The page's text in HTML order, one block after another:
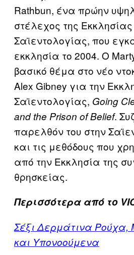
Rathbun, ένα πρώην
στέλεχος της Εκκλησίας
Σαϊεντολογίας, που
εκκλησία το 2004. Ο
βασικό θέμα στο νέο
Alex Gibney για την
Σαϊεντολογίας, Going
and the Prison of Belief.
παρελθόν του στην
και τις μεθόδους που
από την Εκκλησία της
θρησκείας.
Περισσότερα από το
Σέξι Δερμάτινα Ρούχα,
και Υπονοούμενα